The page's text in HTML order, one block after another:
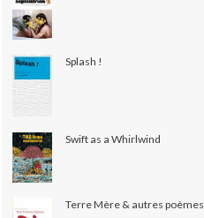
Splash !
Swift as a Whirlwind
Terre Mère & autres poèmes